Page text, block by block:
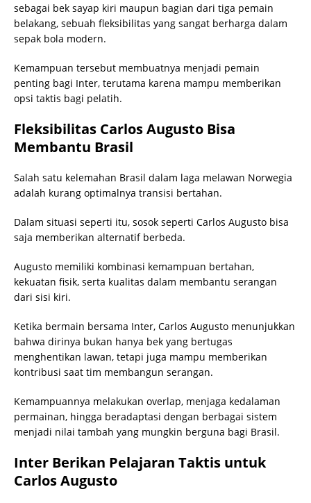
sebagai bek sayap kiri maupun bagian dari tiga pemain
belakang, sebuah fleksibilitas yang sangat berharga dalam
sepak bola modern.
Kemampuan tersebut membuatnya menjadi pemain
penting bagi Inter, terutama karena mampu memberikan
opsi taktis bagi pelatih.
Fleksibilitas Carlos Augusto Bisa
Membantu Brasil
Salah satu kelemahan Brasil dalam laga melawan Norwegia
adalah kurang optimalnya transisi bertahan.
Dalam situasi seperti itu, sosok seperti Carlos Augusto bisa
saja memberikan alternatif berbeda.
Augusto memiliki kombinasi kemampuan bertahan,
kekuatan fisik, serta kualitas dalam membantu serangan
dari sisi kiri.
Ketika bermain bersama Inter, Carlos Augusto menunjukkan
bahwa dirinya bukan hanya bek yang bertugas
menghentikan lawan, tetapi juga mampu memberikan
kontribusi saat tim membangun serangan.
Kemampuannya melakukan overlap, menjaga kedalaman
permainan, hingga beradaptasi dengan berbagai sistem
menjadi nilai tambah yang mungkin berguna bagi Brasil.
Inter Berikan Pelajaran Taktis untuk
Carlos Augusto